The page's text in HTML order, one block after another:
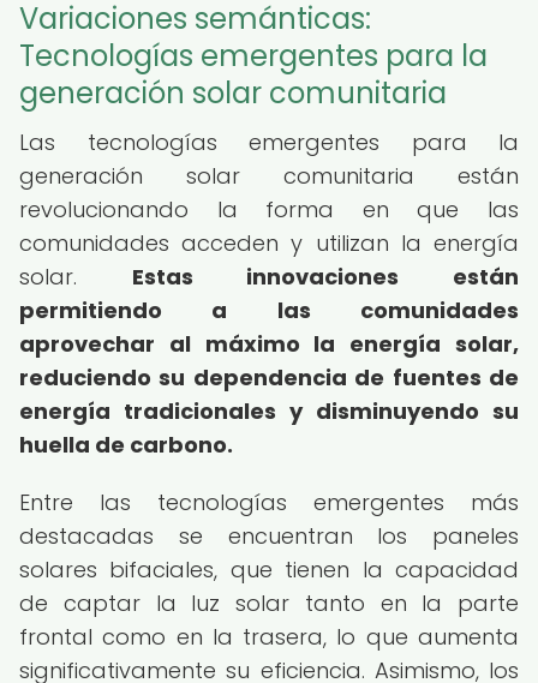
Variaciones semánticas:
Tecnologías emergentes para la
generación solar comunitaria
Las tecnologías emergentes para la
generación solar comunitaria están
revolucionando la forma en que las
comunidades acceden y utilizan la energía
solar. Estas innovaciones están
permitiendo a las comunidades
aprovechar al máximo la energía solar,
reduciendo su dependencia de fuentes de
energía tradicionales y disminuyendo su
huella de carbono.
Entre las tecnologías emergentes más
destacadas se encuentran los paneles
solares bifaciales, que tienen la capacidad
de captar la luz solar tanto en la parte
frontal como en la trasera, lo que aumenta
significativamente su eficiencia. Asimismo, los